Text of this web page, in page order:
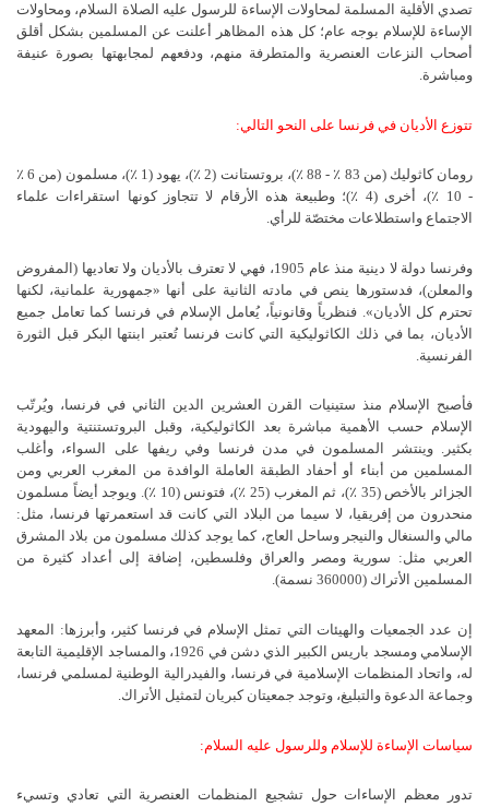
تصدي الأقلية المسلمة لمحاولات الإساءة للرسول عليه الصلاة السلام، ومحاولات
الإساءة للإسلام بوجه عام؛ كل هذه المظاهر أعلنت عن المسلمين بشكل أقلق
أصحاب النزعات العنصرية والمتطرفة منهم، ودفعهم لمجابهتها بصورة عنيفة
ومباشرة.
تتوزع الأديان في فرنسا على النحو التالي:
رومان كاثوليك (من 83 ٪ - 88 ٪)، بروتستانت (2 ٪)، يهود (1 ٪)، مسلمون (من 6 ٪
- 10 ٪)، أخرى (4 ٪)؛ وطبيعة هذه الأرقام لا تتجاوز كونها استقراءات علماء
الاجتماع واستطلاعات مختصّة للرأي.
وفرنسا دولة لا دينية منذ عام 1905، فهي لا تعترف بالأديان ولا تعاديها (المفروض
والمعلن)، فدستورها ينص في مادته الثانية على أنها «جمهورية علمانية، لكنها
تحترم كل الأديان». فنظرياً وقانونياً، يُعامل الإسلام في فرنسا كما تعامل جميع
الأديان، بما في ذلك الكاثوليكية التي كانت فرنسا تُعتبر ابنتها البكر قبل الثورة
الفرنسية.
فأصبح الإسلام منذ ستينيات القرن العشرين الدين الثاني في فرنسا، ويُرتّب
الإسلام حسب الأهمية مباشرة بعد الكاثوليكية، وقبل البروتستنتية واليهودية
بكثير. وينتشر المسلمون في مدن فرنسا وفي ريفها على السواء، وأغلب
المسلمين من أبناء أو أحفاد الطبقة العاملة الوافدة من المغرب العربي ومن
الجزائر بالأخص (35 ٪)، ثم المغرب (25 ٪)، فتونس (10 ٪). ويوجد أيضاً مسلمون
منحدرون من إفريقيا، لا سيما من البلاد التي كانت قد استعمرتها فرنسا، مثل:
مالي والسنغال والنيجر وساحل العاج، كما يوجد كذلك مسلمون من بلاد المشرق
العربي مثل: سورية ومصر والعراق وفلسطين، إضافة إلى أعداد كثيرة من
المسلمين الأتراك (360000 نسمة).
إن عدد الجمعيات والهيئات التي تمثل الإسلام في فرنسا كثير، وأبرزها: المعهد
الإسلامي ومسجد باريس الكبير الذي دشن في 1926، والمساجد الإقليمية التابعة
له، واتحاد المنظمات الإسلامية في فرنسا، والفيدرالية الوطنية لمسلمي فرنسا،
وجماعة الدعوة والتبليغ، وتوجد جمعيتان كبريان لتمثيل الأتراك.
سياسات الإساءة للإسلام وللرسول عليه السلام:
تدور معظم الإساءات حول تشجيع المنظمات العنصرية التي تعادي وتسيء